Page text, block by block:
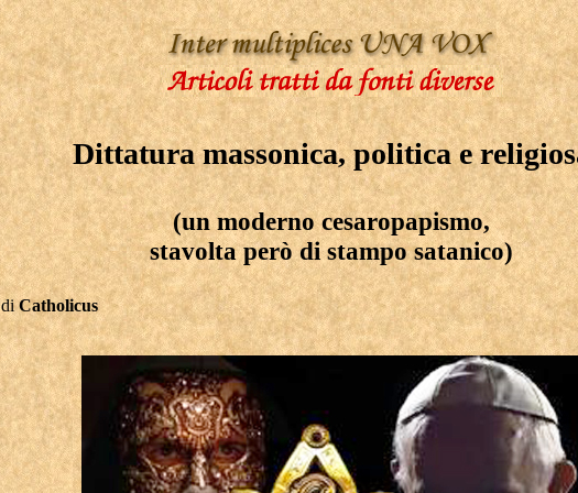
Dittatura massonica, politica e
(un moderno cesaropapismo,
stavolta però di stampo satanico)
diCatholicus